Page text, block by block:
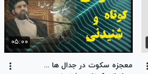
۰۵:۰۰
معجزه سکوت در جدال ها ...